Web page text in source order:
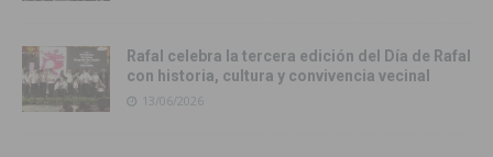
Rafal celebra la tercera edición del Día de Rafal
con historia, cultura y convivencia vecinal
13/06/2026